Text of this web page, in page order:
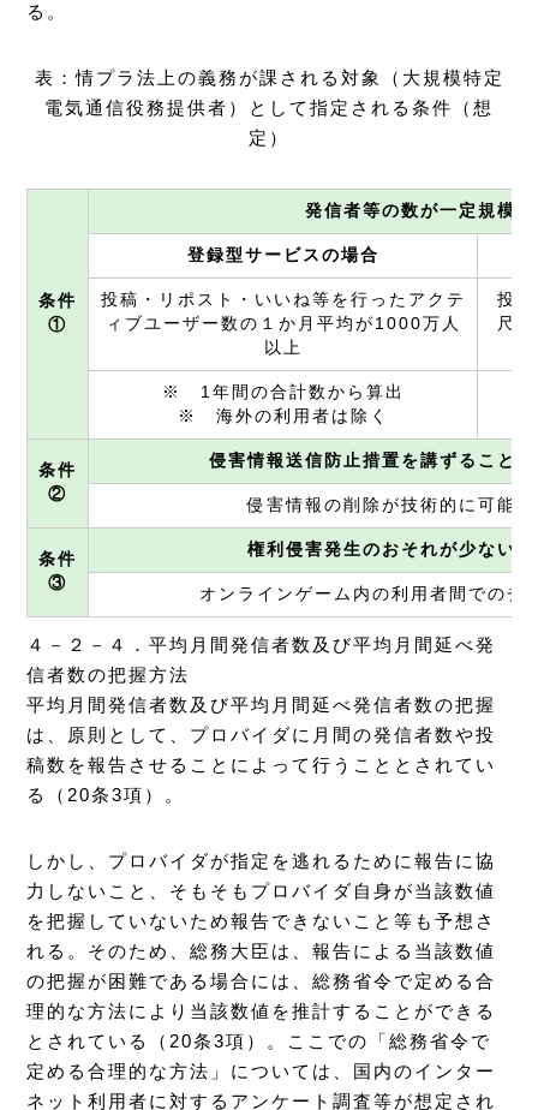
る。
表：情プラ法上の義務が課される対象（大規模特定
電気通信役務提供者）として指定される条件（想
定）
条件
①
発信者等の数が一定規模
登録型サービスの場合
投稿・リポスト・いいね等を行ったアクテ
ィブユーザー数の１か月平均が1000万人
以上
投
尺
※ 1年間の合計数から算出
※ 海外の利用者は除く
条件
②
侵害情報送信防止措置を講ずること
侵害情報の削除が技術的に可能
条件
③
権利侵害発生のおそれが少ない
オンラインゲーム内の利用者間でのチ
４－２－４．平均月間発信者数及び平均月間延べ発
信者数の把握方法
平均月間発信者数及び平均月間延べ発信者数の把握
は、原則として、プロバイダに月間の発信者数や投
稿数を報告させることによって行うこととされてい
る（20条3項）。
しかし、プロバイダが指定を逃れるために報告に協
力しないこと、そもそもプロバイダ自身が当該数値
を把握していないため報告できないこと等も予想さ
れる。そのため、総務大臣は、報告による当該数値
の把握が困難である場合には、総務省令で定める合
理的な方法により当該数値を推計することができる
とされている（20条3項）。ここでの「総務省令で
定める合理的な方法」については、国内のインター
ネット利用者に対するアンケート調査等が想定され